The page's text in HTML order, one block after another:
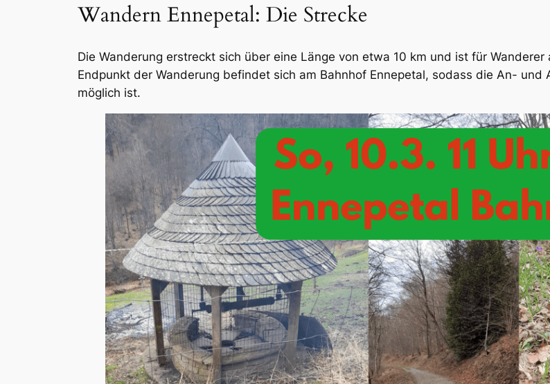
Wandern Ennepetal: Die Strecke
Die Wanderung erstreckt sich über eine Länge von etwa 10 km und ist für
Endpunkt der Wanderung befindet sich am Bahnhof Ennepetal, sodass die An-
möglich ist.